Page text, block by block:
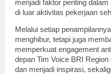
menjadi faktor penting
di luar aktivitas pekerjaan
Melalui setiap
menghibur, tetapi juga
memperkuat engagement
depan Tim Voice BRI
dan menjadi inspirasi,